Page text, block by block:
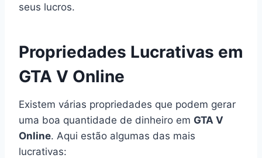
seus lucros.
Propriedades Lucrativas em
GTA V Online
Existem várias propriedades que podem gerar
uma boa quantidade de dinheiro em GTA V
Online. Aqui estão algumas das mais
lucrativas: